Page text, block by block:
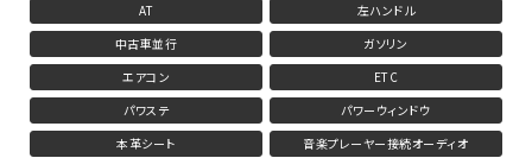
AT
左ハンドル
中古車並行
ガソリン
エアコン
ETC
パワステ
パワーウィンドウ
本革シート
音楽プレーヤー接続オーディオ